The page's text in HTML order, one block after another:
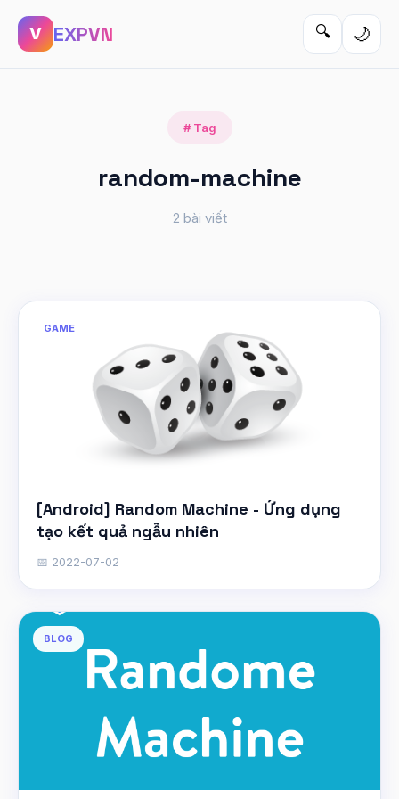
V EXPVN 🔍 🌙
# Tag
random-machine
2 bài viết
GAME
[Android] Random Machine - Ứng dụng
tạo kết quả ngẫu nhiên
📅 2022-07-02
BLOG